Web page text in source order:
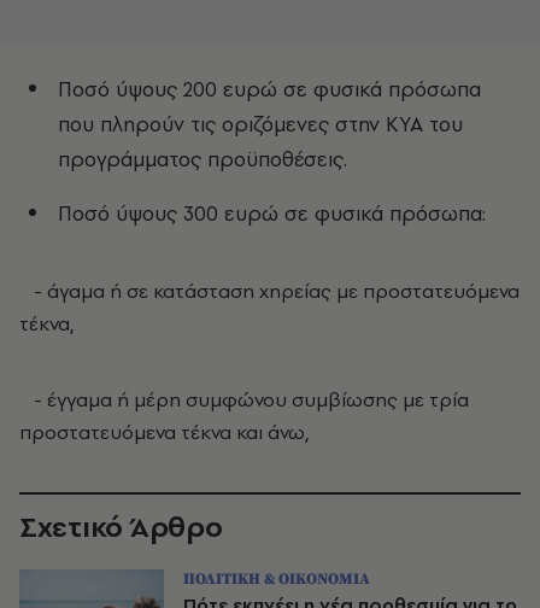
Ποσό ύψους 200 ευρώ σε φυσικά πρόσωπα
που πληρούν τις οριζόμενες στην ΚΥΑ του
προγράμματος προϋποθέσεις.
Ποσό ύψους 300 ευρώ σε φυσικά πρόσωπα:
- άγαμα ή σε κατάσταση χηρείας με προστατευόμενα
τέκνα,
- έγγαμα ή μέρη συμφώνου συμβίωσης με τρία
προστατευόμενα τέκνα και άνω,
Σχετικό Άρθρο
ΠΟΛΙΤΙΚΗ & ΟΙΚΟΝΟΜΙΑ